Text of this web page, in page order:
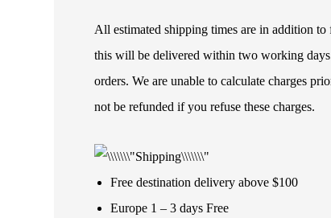
All estimated shipping times are in addition
this will be delivered within two working
orders. We are unable to calculate charges
not be refunded if you refuse these charges.
Free destination delivery above $100
Europe 1 – 3 days Free